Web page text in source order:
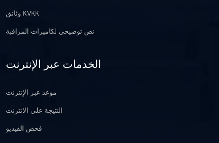
وثائق KVKK
نص توضيحي لكاميرات المراقبة
الخدمات عبر الإنترنت
موعد عبر الإنترنت
النتيجة على الانترنت
فحص الفيديو